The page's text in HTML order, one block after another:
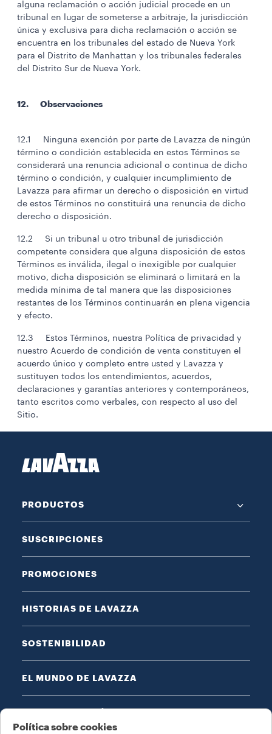
alguna reclamación o acción judicial procede en un
tribunal en lugar de someterse a arbitraje, la jurisdicción
única y exclusiva para dicha reclamación o acción se
encuentra en los tribunales del estado de Nueva York
para el Distrito de Manhattan y los tribunales federales
del Distrito Sur de Nueva York.
12. Observaciones
12.1 Ninguna exención por parte de Lavazza de ningún
término o condición establecida en estos Términos se
considerará una renuncia adicional o continua de dicho
término o condición, y cualquier incumplimiento de
Lavazza para afirmar un derecho o disposición en virtud
de estos Términos no constituirá una renuncia de dicho
derecho o disposición.
12.2 Si un tribunal u otro tribunal de jurisdicción
competente considera que alguna disposición de estos
Términos es inválida, ilegal o inexigible por cualquier
motivo, dicha disposición se eliminará o limitará en la
medida mínima de tal manera que las disposiciones
restantes de los Términos continuarán en plena vigencia
y efecto.
12.3 Estos Términos, nuestra Política de privacidad y
nuestro Acuerdo de condición de venta constituyen el
acuerdo único y completo entre usted y Lavazza y
sustituyen todos los entendimientos, acuerdos,
declaraciones y garantías anteriores y contemporáneos,
tanto escritos como verbales, con respecto al uso del
Sitio.
PRODUCTOS
SUSCRIPCIONES
PROMOCIONES
HISTORIAS DE LAVAZZA
SOSTENIBILIDAD
EL MUNDO DE LAVAZZA
Política sobre cookies